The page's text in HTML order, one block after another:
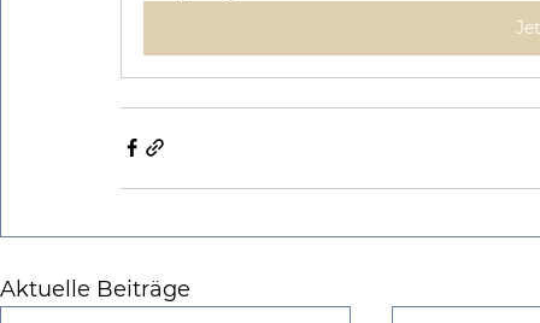
Aktuelle Beiträge